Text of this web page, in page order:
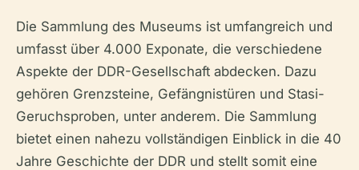
Die Sammlung des Museums ist umfangreich und
umfasst über 4.000 Exponate, die verschiedene
Aspekte der DDR-Gesellschaft abdecken. Dazu
gehören Grenzsteine, Gefängnistüren und Stasi-
Geruchsproben, unter anderem. Die Sammlung
bietet einen nahezu vollständigen Einblick in die 40
Jahre Geschichte der DDR und stellt somit eine